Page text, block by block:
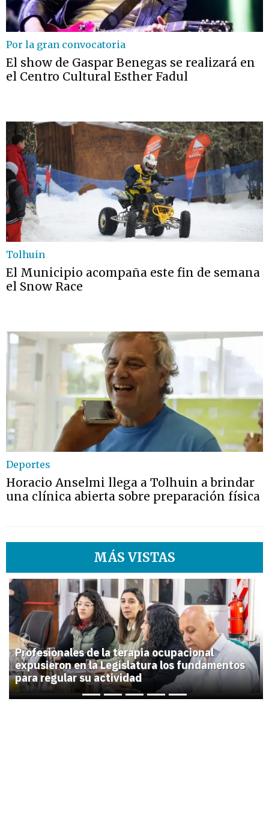
Por la gran convocatoria
El show de Gaspar Benegas se realizará en
el Centro Cultural Esther Fadul
Tolhuin
El Municipio acompaña este fin de semana
el Snow Race
Deportes
Horacio Anselmi llega a Tolhuin a brindar
una clínica abierta sobre preparación física
MÁS VISTAS
1
Profesionales de la terapia ocupacional
expusieron en la Legislatura los fundamentos
para regular su actividad
Previous Next